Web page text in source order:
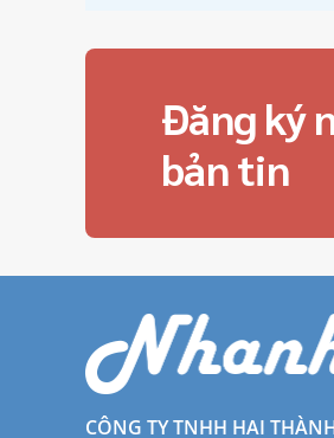
Đăng ký
bản tin
CÔNG TY TNHH HAI